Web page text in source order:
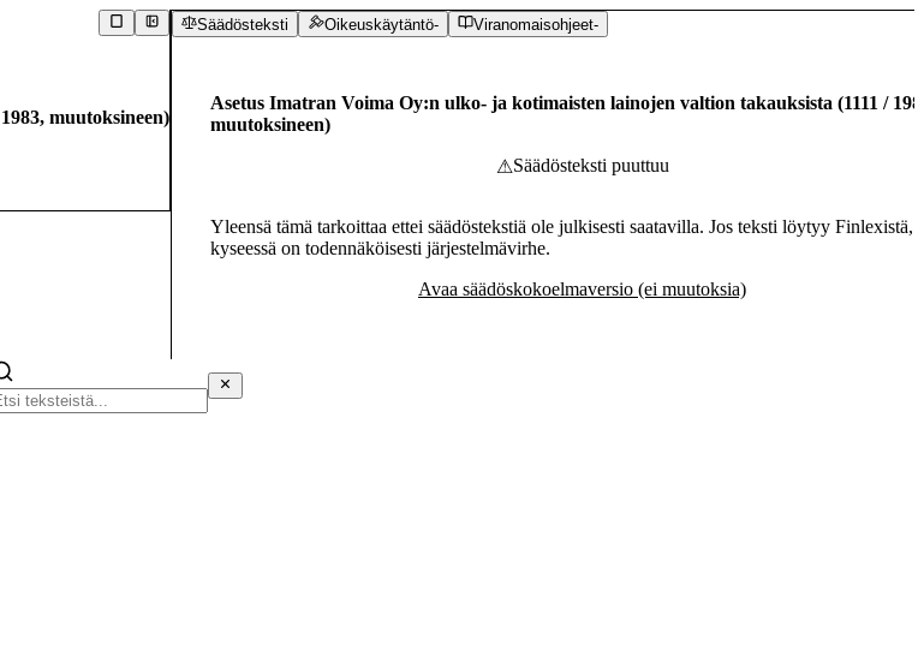
1983, muutoksineen)
Säädösteksti Oikeuskäytäntö- Viranomaisohjeet-
Asetus Imatran Voima Oy:n ulko- ja kotimaisten lainojen valtion takauksista (1111 /
muutoksineen)
⚠Säädösteksti puuttuu
Yleensä tämä tarkoittaa ettei säädöstekstiä ole julkisesti saatavilla. Jos teksti löytyy Finlexistä,
kyseessä on todennäköisesti järjestelmävirhe.
Avaa säädöskokoelmaversio (ei muutoksia)